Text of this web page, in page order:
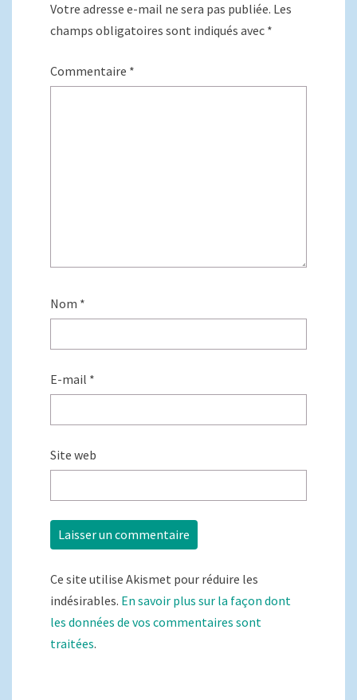
Votre adresse e-mail ne sera pas publiée. Les
champs obligatoires sont indiqués avec *
Commentaire *
Nom *
E-mail *
Site web
Ce site utilise Akismet pour réduire les
indésirables. En savoir plus sur la façon dont
les données de vos commentaires sont
traitées.